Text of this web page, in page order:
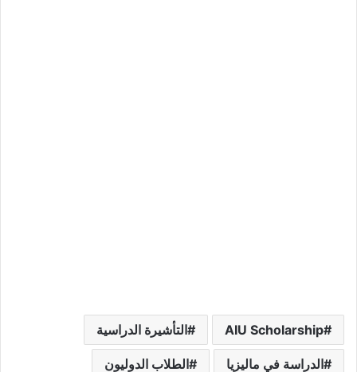
AIU Scholarship التأشيرة الدراسية
الدراسة في ماليزيا الطلاب الدوليون